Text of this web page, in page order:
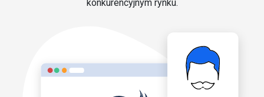
konkurencyjnym rynku.